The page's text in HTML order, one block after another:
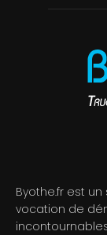
Byothe.fr est
vocation de